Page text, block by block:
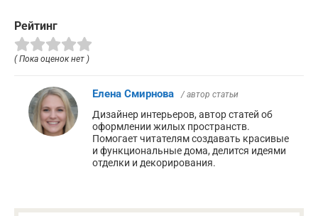
Рейтинг
( Пока оценок нет )
Елена Смирнова / автор статьи
Дизайнер интерьеров, автор статей об
оформлении жилых пространств.
Помогает читателям создавать красивые
и функциональные дома, делится идеями
отделки и декорирования.